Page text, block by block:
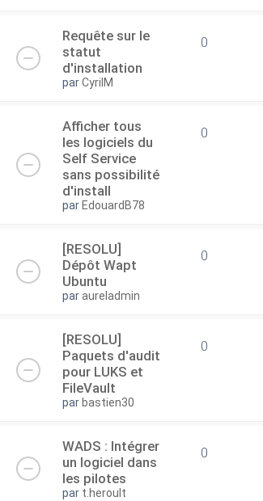
Requête sur le
statut
d'installation
parCyrilM
0
Afficher tous
les logiciels du
Self Service
sans possibilité
d'install
par EdouardB78
0
[RESOLU]
Dépôt Wapt
Ubuntu
paraureladmin
0
[RESOLU]
Paquets d'audit
pour LUKS et
FileVault
par bastien30
0
WADS : Intégrer
un logiciel dans
les pilotes
par t.heroult
0